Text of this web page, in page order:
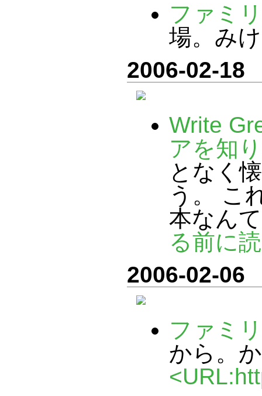
ファミ
場。み
2006-02-18
Write
アを知
となく
う。 こ
本なん
る前に
2006-02-06
ファミ
から。